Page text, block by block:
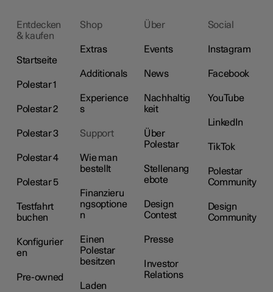
Entdecken
& kaufen
Startseite
Polestar 1
Polestar 2
Polestar 3
Polestar 4
Polestar 5
Testfahrt
buchen
Konfigurier
en
Pre-owned
Shop
Extras
Additionals
Experience
s
Support
Wie man
bestellt
Finanzieru
ngsoptione
n
Einen
Polestar
besitzen
Laden
Über
Events
News
Nachhaltig
keit
Über
Polestar
Stellenang
ebote
Design
Contest
Presse
Investor
Relations
Social
Instagram
Facebook
YouTube
LinkedIn
TikTok
Polestar
Community
Design
Community